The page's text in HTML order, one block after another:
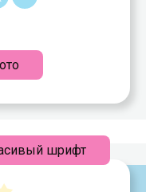
шрифт